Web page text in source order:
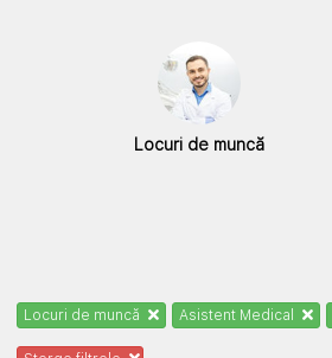
Locuri de muncă
Locuri de muncă Asistent Medical